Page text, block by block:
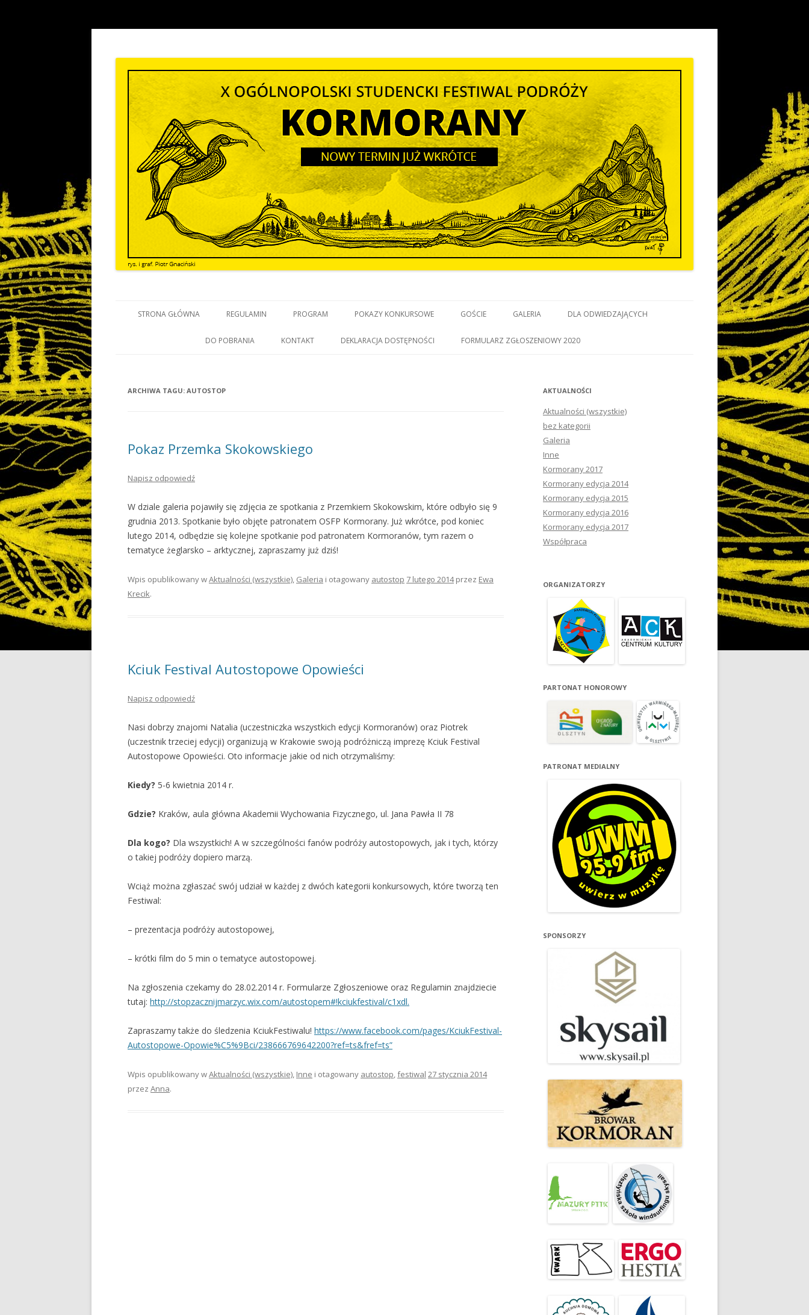
Kormorany
STRONA GŁÓWNA REGULAMIN PROGRAM POKAZY KONKURSOWE GOŚCIE GALERIA DLA ODWIEDZAJĄCYCH
DO POBRANIA KONTAKT DEKLARACJA DOSTĘPNOŚCI FORMULARZ ZGŁOSZENIOWY 2020
ARCHIWA TAGU: AUTOSTOP
Pokaz Przemka Skokowskiego
Napisz odpowiedź
W dziale galeria pojawiły się zdjęcia ze spotkania z Przemkiem Skokowskim, które odbyło się 9
grudnia 2013. Spotkanie było objęte patronatem OSFP Kormorany. Już wkrótce, pod koniec
lutego 2014, odbędzie się kolejne spotkanie pod patronatem Kormoranów, tym razem o
tematyce żeglarsko – arktycznej, zapraszamy już dziś!
Wpis opublikowany wAktualności (wszystkie), Galeria i otagowany autostop 7 lutego 2014przez Ewa
Krecik.
Kciuk Festival Autostopowe Opowieści
Napisz odpowiedź
Nasi dobrzy znajomi Natalia (uczestniczka wszystkich edycji Kormoranów) oraz Piotrek
(uczestnik trzeciej edycji) organizują w Krakowie swoją podróżniczą imprezę Kciuk Festival
Autostopowe Opowieści. Oto informacje jakie od nich otrzymaliśmy:
Kiedy? 5-6 kwietnia 2014 r.
Gdzie? Kraków, aula główna Akademii Wychowania Fizycznego, ul. Jana Pawła II 78
Dla kogo? Dla wszystkich! A w szczególności fanów podróży autostopowych, jak i tych, którzy
o takiej podróży dopiero marzą.
Wciąż można zgłaszać swój udział w każdej z dwóch kategorii konkursowych, które tworzą ten
Festiwal:
– prezentacja podróży autostopowej,
– krótki film do 5 min o tematyce autostopowej.
Na zgłoszenia czekamy do 28.02.2014 r. Formularze Zgłoszeniowe oraz Regulamin znajdziecie
tutaj: http://stopzacznijmarzyc.wix.com/autostopem#!kciukfestival/c1xdl.
Zapraszamy także do śledzenia KciukFestiwalu! https://www.facebook.com/pages/KciukFestival-
Autostopowe-Opowie%C5%9Bci/238666769642200?ref=ts&fref=ts”
Wpis opublikowany wAktualności (wszystkie), Inne i otagowany autostop,festiwal 27 stycznia 2014
przez Anna.
AKTUALNOŚCI
Aktualności (wszystkie)
bez kategorii
Galeria
Inne
Kormorany 2017
Kormorany edycja 2014
Kormorany edycja 2015
Kormorany edycja 2016
Kormorany edycja 2017
Współpraca
ORGANIZATORZY
PARTONAT HONOROWY
PATRONAT MEDIALNY
SPONSORZY